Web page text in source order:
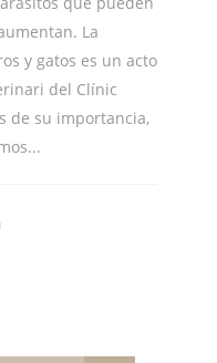
La
y gatos es un acto
del Clínic
de su importancia,